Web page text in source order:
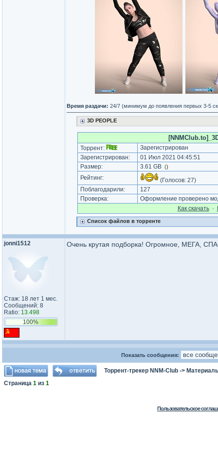
Время раздачи: 24/7 (минимум до появления первых 3-5
3D PEOPLE
Торрент:
Зарегистрирован
Зарегистрирован:
01 Июл 2021 04:45:51
Размер:
3.61 GB ()
Рейтинг: (Голосов: 27)
Поблагодарили:
127
Проверка:
Оформление проверено
Как cкачать·
Список файлов в торренте
jonni1512
Стаж: 18 лет 1 мес.
Сообщений: 8
Ratio: 13.498
100%
Очень крутая подборка! Огромное, МЕГА,
Показать сообщения:
Торрент-трекер NNM-Club ->
Страница 1 из 1
Пользовательское